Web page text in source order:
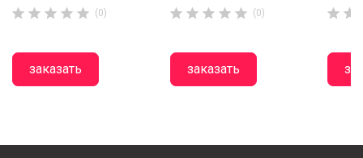
     (0)
заказать
     (0)
заказать
 